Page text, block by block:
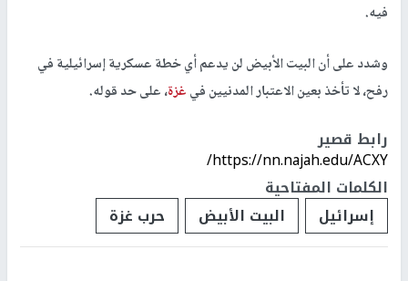
فيه.
وشدد على أن البيت الأبيض لن يدعم أي خطة عسكرية إسرائيلية في
رفح، لا تأخذ بعين الاعتبار المدنيين فيغزة، على حد قوله.
رابط قصير
https://nn.najah.edu/ACXY/
الكلمات المفتاحية
إسرائيل
البيت الأبيض حرب غزة